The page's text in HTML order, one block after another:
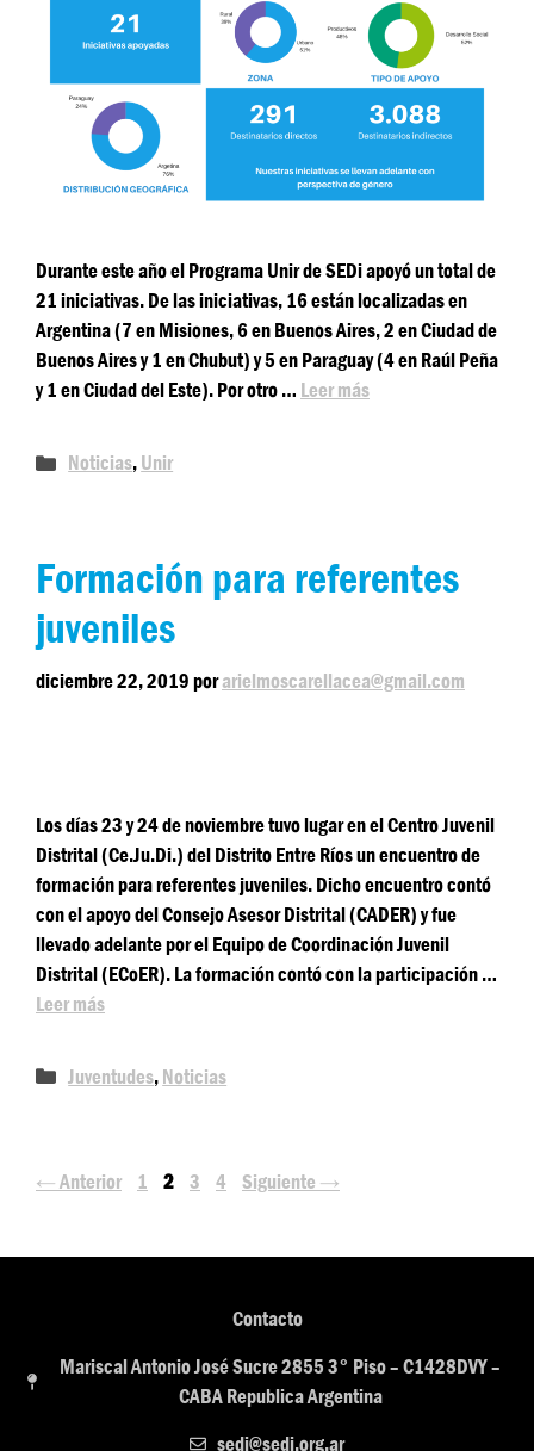
Durante este año el Programa Unir de SEDi apoyó un total de
21 iniciativas. De las iniciativas, 16 están localizadas en
Argentina (7 en Misiones, 6 en Buenos Aires, 2 en Ciudad de
Buenos Aires y 1 en Chubut) y 5 en Paraguay (4 en Raúl Peña
y 1 en Ciudad del Este). Por otro … Leer más
Noticias,Unir
Formación para referentes
juveniles
diciembre 22, 2019porarielmoscarellacea@gmail.com
Los días 23 y 24 de noviembre tuvo lugar en el Centro Juvenil
Distrital (Ce.Ju.Di.) del Distrito Entre Ríos un encuentro de
formación para referentes juveniles. Dicho encuentro contó
con el apoyo del Consejo Asesor Distrital (CADER) y fue
llevado adelante por el Equipo de Coordinación Juvenil
Distrital (ECoER). La formación contó con la participación …
Leer más
Juventudes,Noticias
←Anterior 1 2 3 4 Siguiente →
Contacto
Mariscal Antonio José Sucre 2855 3° Piso – C1428DVY –
CABA Republica Argentina
sedi@sedi.org.ar